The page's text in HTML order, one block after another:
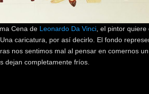
Cena de Leonardo Da Vinci , el pintor
caricatura, por así decirlo. El fondo
nos sentimos mal al pensar en comernos
dejan completamente fríos.